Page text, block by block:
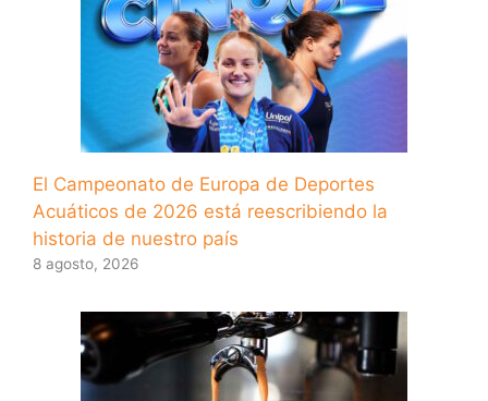
El Campeonato de Europa de Deportes
Acuáticos de 2026 está reescribiendo la
historia de nuestro país
8 agosto, 2026